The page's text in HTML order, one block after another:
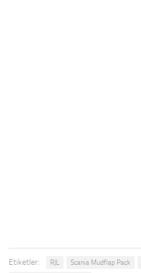
Etiketler: RJL Scania Mudflap Pack